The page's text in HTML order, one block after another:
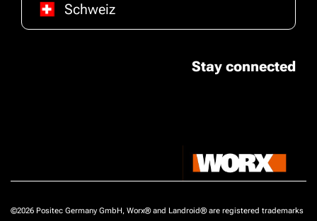
Schweiz
Stay connected
©2026 Positec Germany GmbH, Worx® and Landroid® are registered trademarks